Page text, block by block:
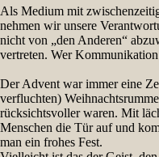
Als Medium mit
nehmen wir unsere
nicht von „den Anderen“
vertreten. Wer
Der Advent war immer eine
verfluchten)
rücksichtsvoller waren. Mit
Menschen die Tür auf und
man ein frohes Fest.